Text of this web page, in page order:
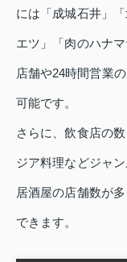
には「成城石井」
エツ」「肉のハナ
店舗や24時間営業
可能です。
さらに、飲食店の
ジア料理などジャ
居酒屋の店舗数が
できます。